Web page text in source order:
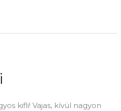
kifli! Vajas, kívül nagyon